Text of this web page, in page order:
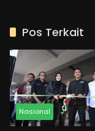
Pos Terkait
Nasional